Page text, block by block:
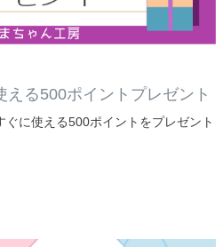
る500ポイントプレゼント
に使える500ポイントをプレゼント